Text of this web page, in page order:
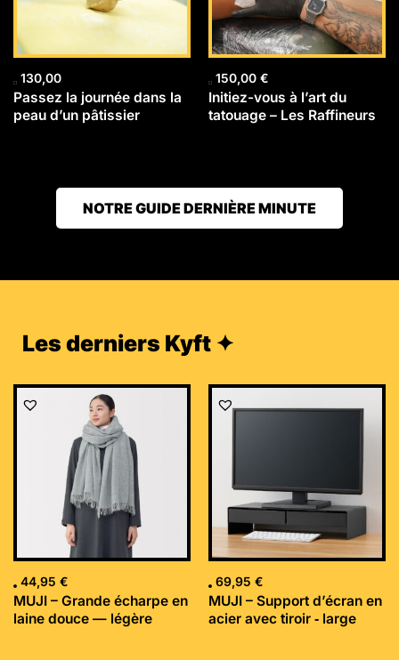
130,00
Passez la journée dans la
peau d’un pâtissier
150,00 €
Initiez-vous à l’art du
tatouage – Les Raffineurs
NOTRE GUIDE DERNIÈRE MINUTE
Les derniers Kyft ✦
44,95 €
MUJI – Grande écharpe en
laine douce — légère
69,95 €
MUJI – Support d’écran en
acier avec tiroir ‐ large